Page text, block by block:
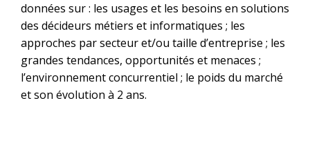
données sur : les usages et les besoins en solutions
des décideurs métiers et informatiques ; les
approches par secteur et/ou taille d’entreprise ; les
grandes tendances, opportunités et menaces ;
l’environnement concurrentiel ; le poids du marché
et son évolution à 2 ans.